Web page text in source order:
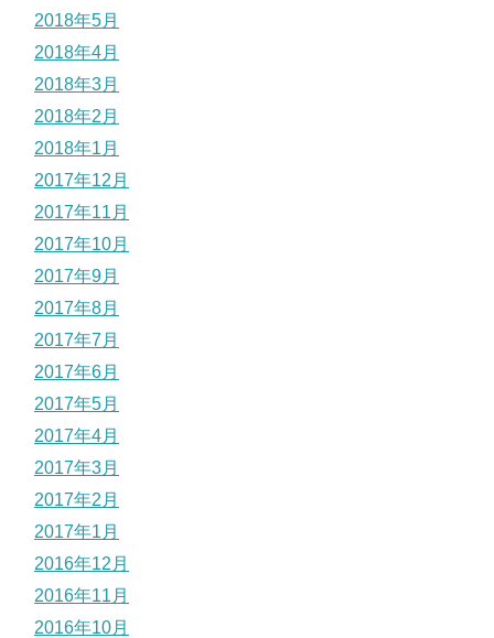
2018年5月
2018年4月
2018年3月
2018年2月
2018年1月
2017年12月
2017年11月
2017年10月
2017年9月
2017年8月
2017年7月
2017年6月
2017年5月
2017年4月
2017年3月
2017年2月
2017年1月
2016年12月
2016年11月
2016年10月